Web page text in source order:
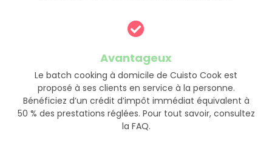
Avantageux
Le batch cooking à domicile de Cuisto Cook est
proposé à ses clients en service à la personne.
Bénéficiez d’un crédit d’impôt immédiat équivalent à
50 % des prestations réglées. Pour tout savoir, consultez
la FAQ.